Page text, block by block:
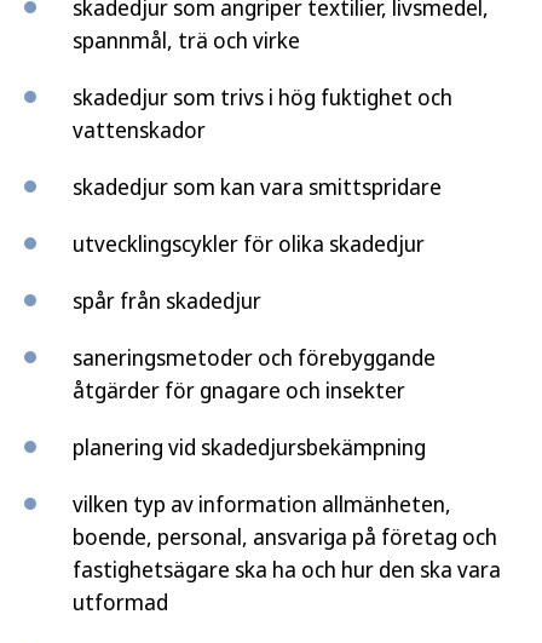
skadedjur som angriper textilier, livsmedel,
spannmål, trä och virke
skadedjur som trivs i hög fuktighet och
vattenskador
skadedjur som kan vara smittspridare
utvecklingscykler för olika skadedjur
spår från skadedjur
saneringsmetoder och förebyggande
åtgärder för gnagare och insekter
planering vid skadedjursbekämpning
vilken typ av information allmänheten,
boende, personal, ansvariga på företag och
fastighetsägare ska ha och hur den ska vara
utformad